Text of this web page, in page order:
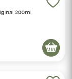
200ml